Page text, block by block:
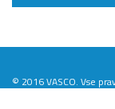
© 2016 VASCO. Vse